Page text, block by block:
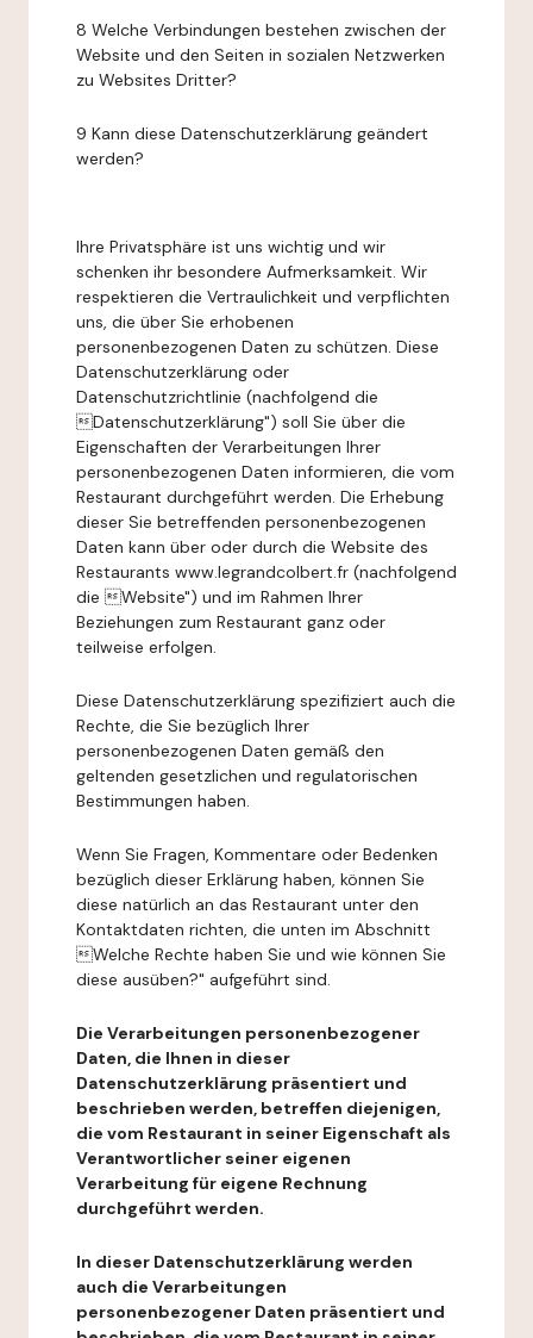
8 Welche Verbindungen bestehen zwischen der
Website und den Seiten in sozialen Netzwerken
zu Websites Dritter?
9 Kann diese Datenschutzerklärung geändert
werden?
Ihre Privatsphäre ist uns wichtig und wir
schenken ihr besondere Aufmerksamkeit. Wir
respektieren die Vertraulichkeit und verpflichten
uns, die über Sie erhobenen
personenbezogenen Daten zu schützen. Diese
Datenschutzerklärung oder
Datenschutzrichtlinie (nachfolgend die
Datenschutzerklärung") soll Sie über die
Eigenschaften der Verarbeitungen Ihrer
personenbezogenen Daten informieren, die vom
Restaurant durchgeführt werden. Die Erhebung
dieser Sie betreffenden personenbezogenen
Daten kann über oder durch die Website des
Restaurants www.legrandcolbert.fr (nachfolgend
die Website") und im Rahmen Ihrer
Beziehungen zum Restaurant ganz oder
teilweise erfolgen.
Diese Datenschutzerklärung spezifiziert auch die
Rechte, die Sie bezüglich Ihrer
personenbezogenen Daten gemäß den
geltenden gesetzlichen und regulatorischen
Bestimmungen haben.
Wenn Sie Fragen, Kommentare oder Bedenken
bezüglich dieser Erklärung haben, können Sie
diese natürlich an das Restaurant unter den
Kontaktdaten richten, die unten im Abschnitt
Welche Rechte haben Sie und wie können Sie
diese ausüben?" aufgeführt sind.
Die Verarbeitungen personenbezogener
Daten, die Ihnen in dieser
Datenschutzerklärung präsentiert und
beschrieben werden, betreffen diejenigen,
die vom Restaurant in seiner Eigenschaft als
Verantwortlicher seiner eigenen
Verarbeitung für eigene Rechnung
durchgeführt werden.
In dieser Datenschutzerklärung werden
auch die Verarbeitungen
personenbezogener Daten präsentiert und